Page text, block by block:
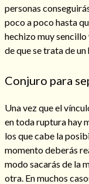
Consulta de
personas
poco a poco hasta
hechizo muy
de que se trata de
Conjuro para
Una vez que el
en toda ruptura hay
los que cabe la
momento deberás
modo sacarás de la
otra. En muchos